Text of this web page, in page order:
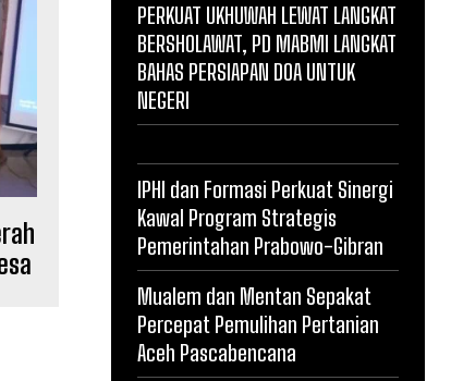
PERKUAT UKHUWAH LEWAT LANGKAT
BERSHOLAWAT, PD MABMI LANGKAT
BAHAS PERSIAPAN DOA UNTUK
NEGERI
IPHI dan Formasi Perkuat Sinergi
Kawal Program Strategis
Pemerintahan Prabowo-Gibran
Mualem dan Mentan Sepakat
Percepat Pemulihan Pertanian
Aceh Pascabencana